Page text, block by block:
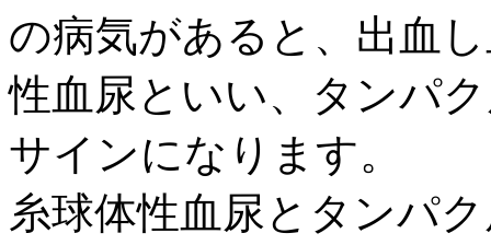
の病気があると、出血
性血尿といい、タンパ
サインになります。
糸球体性血尿とタンパ